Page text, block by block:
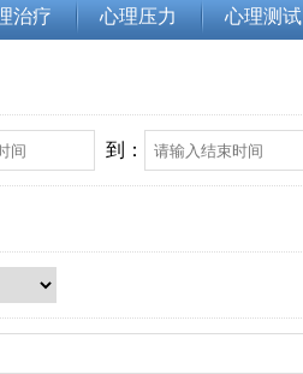
治疗 心理压力 心理测试
到：